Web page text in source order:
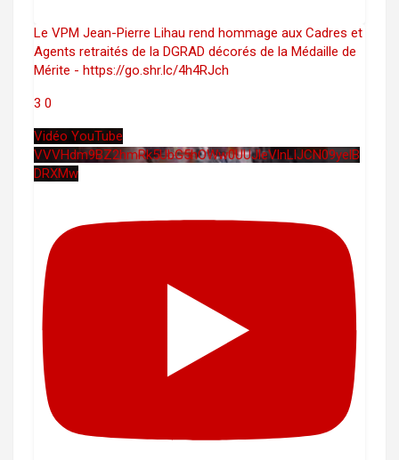
Le VPM Jean-Pierre Lihau rend hommage aux Cadres et
Agents retraités de la DGRAD décorés de la Médaille de
Mérite - https://go.shr.lc/4h4RJch
3 0
Vidéo YouTube
VVVHdm9BZ2hmRk5UbG5hOWw0UUJleVlnLlJCN09yelB
DRXMw